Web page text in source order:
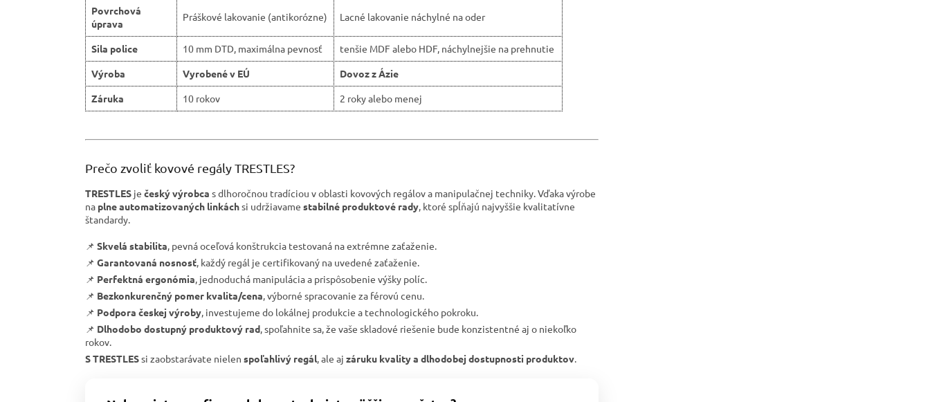
Povrchová
úprava
Práškové lakovanie (antikorózne) Lacné lakovanie náchylné na oder
Sila police 10 mm DTD, maximálna pevnosť
tenšie MDF alebo HDF, náchylnejšie na prehnutie
Výroba
Vyrobené v EÚ
Dovoz z Ázie
Záruka
10 rokov 2 roky alebo menej
Prečo zvoliť kovové regály TRESTLES?
TRESTLES je český výrobca s dlhoročnou tradíciou v oblasti kovových regálov a manipulačnej techniky. Vďaka výrobe
na plne automatizovaných linkáchsi udržiavame stabilné produktové rady, ktoré spĺňajú najvyššie kvalitatívne
štandardy.
📌 Skvelá stabilita, pevná oceľová konštrukcia testovaná na extrémne zaťaženie.
📌 Garantovaná nosnosť, každý regál je certifikovaný na uvedené zaťaženie.
📌 Perfektná ergonómia, jednoduchá manipulácia a prispôsobenie výšky políc.
📌 Bezkonkurenčný pomer kvalita/cena, výborné spracovanie za férovú cenu.
📌 Podpora českej výroby, investujeme do lokálnej produkcie a technologického pokroku.
📌 Dlhodobo dostupný produktový rad, spoľahnite sa, že vaše skladové riešenie bude konzistentné aj o niekoľko
rokov.
S TRESTLESsi zaobstarávate nielen spoľahlivý regál, ale aj záruku kvality a dlhodobej dostupnosti produktov.